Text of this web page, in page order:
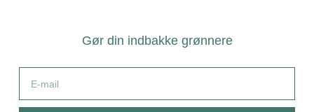
Gør din indbakke grønnere